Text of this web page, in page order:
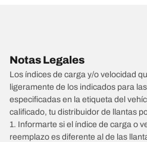
Notas Legales
Los índices de carga y/o velocidad
ligeramente de los indicados para
especificadas en la etiqueta del
calificado, tu distribuidor de llantas
1. Informarte si el índice de carga o
reemplazo es diferente al de las